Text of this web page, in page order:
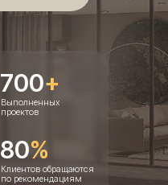
80%
Клиентов обращаются
по рекомендациям
700+
Выполненных
проектов